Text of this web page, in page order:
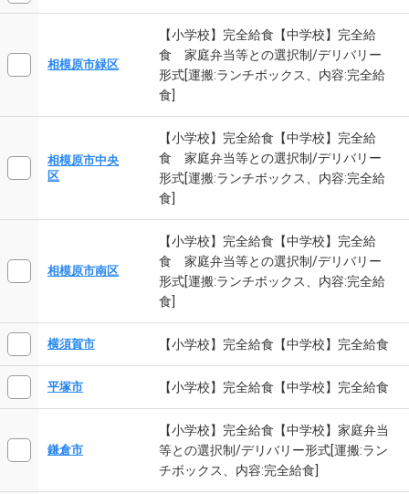
相模原市緑区
【小学校】完全給食【中学校】完全給
食 家庭弁当等との選択制/デリバリー
形式[運搬:ランチボックス、内容:完全給
食]
相模原市中央
区
【小学校】完全給食【中学校】完全給
食 家庭弁当等との選択制/デリバリー
形式[運搬:ランチボックス、内容:完全給
食]
相模原市南区
【小学校】完全給食【中学校】完全給
食 家庭弁当等との選択制/デリバリー
形式[運搬:ランチボックス、内容:完全給
食]
横須賀市 【小学校】完全給食【中学校】完全給食
平塚市 【小学校】完全給食【中学校】完全給食
鎌倉市
【小学校】完全給食【中学校】家庭弁当
等との選択制/デリバリー形式[運搬:ラン
チボックス、内容:完全給食]